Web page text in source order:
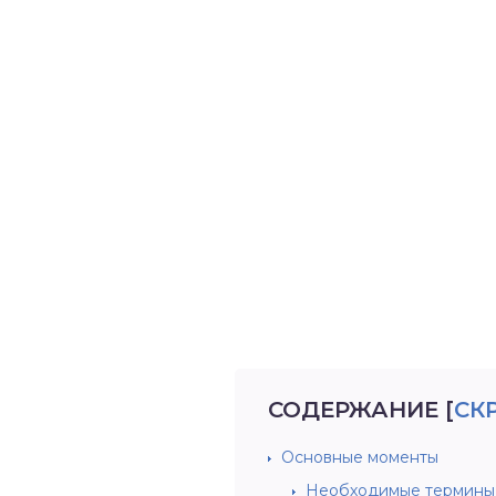
СОДЕРЖАНИЕ [
Основные моменты
Необходимые термины